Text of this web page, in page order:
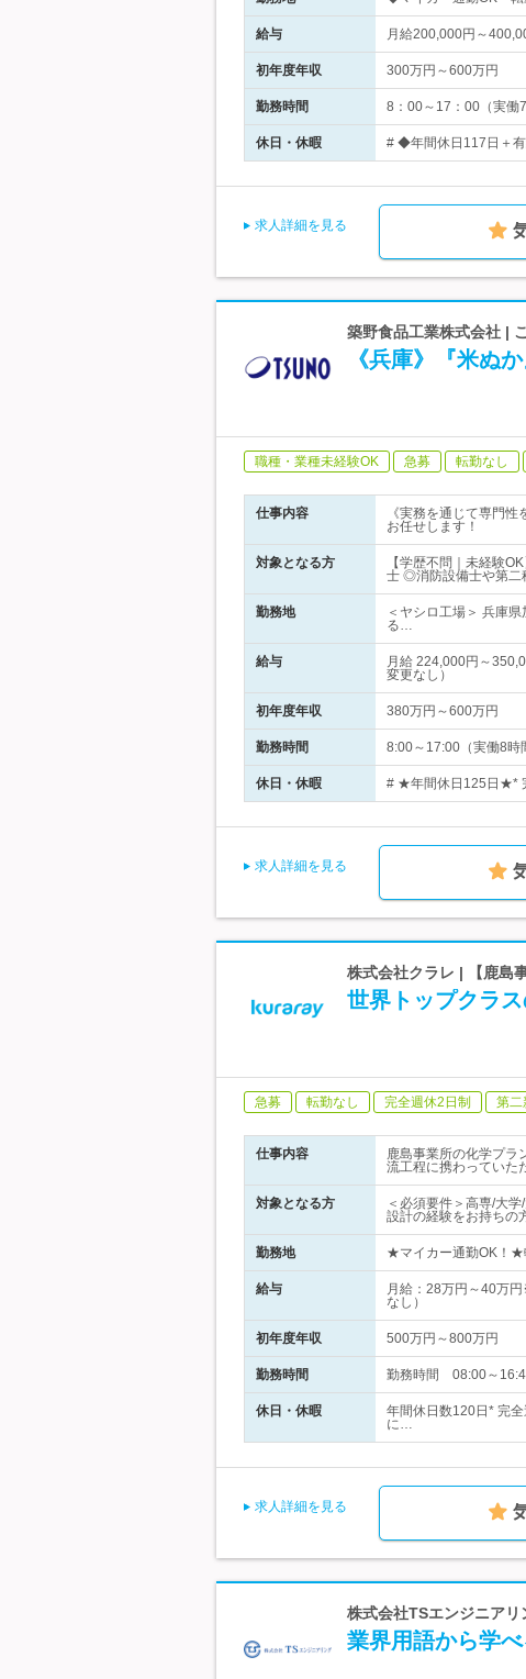
給与 月給200,000円～
初年度年収 300万円～600万円
勤務時間 8：00～17：00（実働
休日・休暇 # ◆年間休日117日＋
求人詳細を見る
築野食品工業株式会社 |
《兵庫》『米ぬ
職種・業種未経験OK 急募 転勤なし
仕事内容
《実務を通じて専門
お任せします！
対象となる方
【学歴不問｜未経験
士 ◎消防設備士や第二
勤務地
＜ヤシロ工場＞ 兵庫
る…
給与
月給 224,000円～
変更なし）
初年度年収 380万円～600万円
勤務時間 8:00～17:00（実働8
休日・休暇 # ★年間休日125日★*
求人詳細を見る
株式会社クラレ | 【鹿
世界トップクラ
急募 転勤なし 完全週休2日制 第二
仕事内容
鹿島事業所の化学プラ
流工程に携わっていた
対象となる方
＜必須要件＞高専/大
設計の経験をお持ちの
勤務地 ★マイカー通勤OK！★
給与
月給：28万円～40万
なし）
初年度年収 500万円～800万円
勤務時間 勤務時間 08:00～
休日・休暇
年間休日数120日* 完
に…
求人詳細を見る
株式会社TSエンジニア
業界用語から学